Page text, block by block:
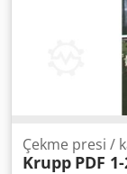
Çekme presi /
Krupp PDF